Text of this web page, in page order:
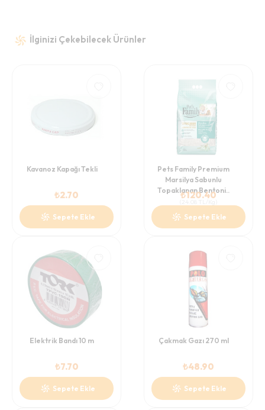
İlginizi Çekebilecek Ürünler
Kavanoz Kapağı Tekli
₺2.70
Sepete Ekle
Pets Family Premium
Marsilya Sabunlu
Topaklanan Bentoni..
₺120.40
Sepete Ekle
Elektrik Bandı 10 m
₺7.70
Sepete Ekle
Çakmak Gazı 270 ml
₺48.90
Sepete Ekle